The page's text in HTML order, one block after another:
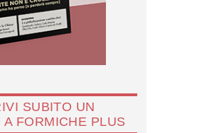
SUBITO UN
FORMICHE PLUS